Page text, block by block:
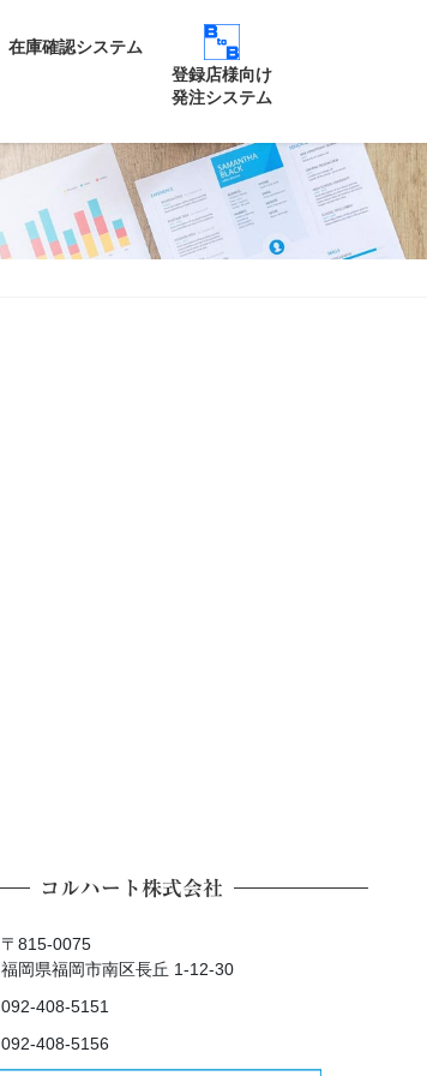
在庫確認システム
登録店様向け
発注システム
コルハート株式会社
〒815-0075
福岡県福岡市南区長丘 1-12-30
092-408-5151
092-408-5156